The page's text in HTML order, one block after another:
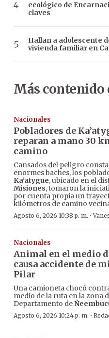
ecológico de
claves
Hallan a adolescente
vivienda familiar en
Más contenido
Nacionales
Pobladores de
reparan a mano 30
camino
Cansados del peligro
enormes baches, los
Ka’atygue, ubicado en el
Misiones, tomaron la
por cuenta propia un
kilómetros de camino
Agosto 6, 2026 10:38 p. m. ·
Nacionales
Animal en el medio
causa accidente de
Pilar
Una camioneta chocó
medio de la ruta en la zona
Departamento de
Agosto 6, 2026 10:24 p. m. ·